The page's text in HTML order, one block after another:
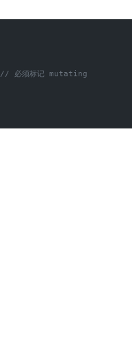
// 必须标记 mutating